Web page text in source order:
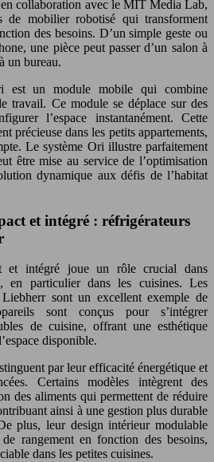
collaboration avec le MIT Media Lab,
de mobilier robotisé qui transforment
des besoins. D’un simple geste ou
une pièce peut passer d’un salon à
un bureau.
un module mobile qui combine
travail. Ce module se déplace sur des
l’espace instantanément. Cette
précieuse dans les petits appartements,
Le système Ori illustre parfaitement
être mise au service de l’optimisation
dynamique aux défis de l’habitat
et intégré : réfrigérateurs
et intégré joue un rôle crucial dans
en particulier dans les cuisines. Les
Liebherr sont un excellent exemple de
sont conçus pour s’intégrer
de cuisine, offrant une esthétique
disponible.
par leur efficacité énergétique et
Certains modèles intègrent des
des aliments qui permettent de réduire
ainsi à une gestion plus durable
plus, leur design intérieur modulable
de rangement en fonction des besoins,
dans les petites cuisines.